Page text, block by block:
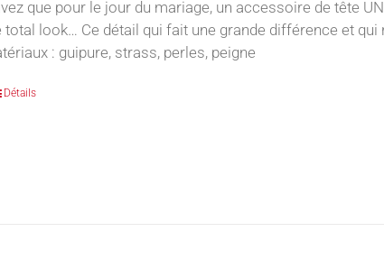
que pour le jour du mariage, un accessoire de tête
look… Ce détail qui fait une grande différence et
: guipure, strass, perles, peigne
Détails